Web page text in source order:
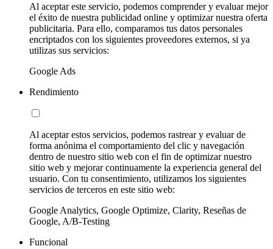
Al aceptar este servicio, podemos comprender y evaluar mejor
el éxito de nuestra publicidad online y optimizar nuestra oferta
publicitaria. Para ello, comparamos tus datos personales
encriptados con los siguientes proveedores externos, si ya
utilizas sus servicios:
Google Ads
Rendimiento
Al aceptar estos servicios, podemos rastrear y evaluar de
forma anónima el comportamiento del clic y navegación
dentro de nuestro sitio web con el fin de optimizar nuestro
sitio web y mejorar continuamente la experiencia general del
usuario. Con tu consentimiento, utilizamos los siguientes
servicios de terceros en este sitio web:
Google Analytics, Google Optimize, Clarity, Reseñas de
Google, A/B-Testing
Funcional